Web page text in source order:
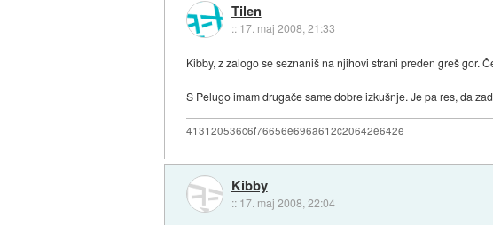
Tilen
:: 17. maj 2008, 21:33
Kibby, z zalogo se seznaniš na njihovi strani preden greš gor.
S Pelugo imam drugače same dobre izkušnje. Je pa res, da
413120536c6f76656e696a612c20642e642e
Kibby
:: 17. maj 2008, 22:04